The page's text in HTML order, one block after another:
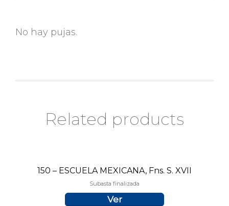
No hay pujas.
Related products
150 – ESCUELA MEXICANA, Fns. S. XVII
Subasta finalizada
Ver